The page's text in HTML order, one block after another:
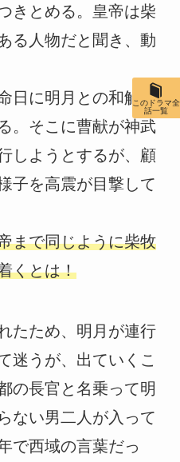
きとめる。皇帝は柴
る人物だと聞き、動
日に明月との和解を
。そこに曹献が神武
しようとするが、顧
子を高震が目撃して
まで同じように柴牧
くとは！
たため、明月が連行
迷うが、出ていくこ
の長官と名乗って明
ない男二人が入って
で西域の言葉だっ
このドラマ全
話一覧